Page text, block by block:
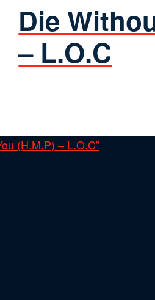
Die
– L.O.C